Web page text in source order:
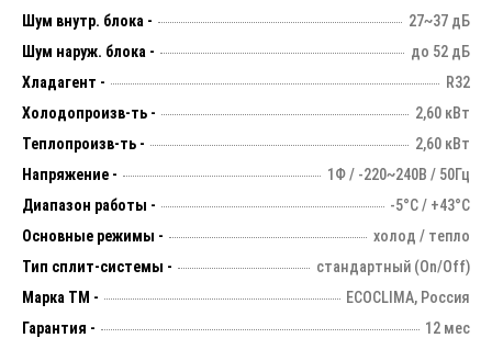
Шум внутр. блока -
27~37 дБ
Шум наруж. блока -
до 52 дБ
Хладагент -
R32
Холодопроизв-ть -
2,60 кВт
Теплопроизв-ть -
2,60 кВт
Напряжение -
1Ф / -220~240В / 50Гц
Диапазон работы -
-5°С / +43°С
Основные режимы -
холод / тепло
Тип сплит-системы -
стандартный (On/Off)
Марка ТМ -
ECOCLIMA, Россия
Гарантия -
12 мес